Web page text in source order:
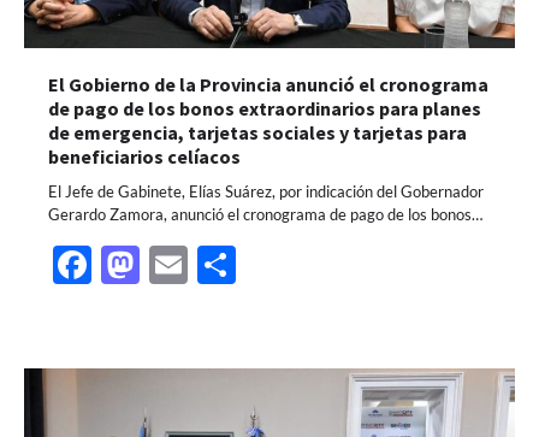
El Gobierno de la Provincia anunció el cronograma
de pago de los bonos extraordinarios para planes
de emergencia, tarjetas sociales y tarjetas para
beneficiarios celíacos
El Jefe de Gabinete, Elías Suárez, por indicación del Gobernador
Gerardo Zamora, anunció el cronograma de pago de los bonos…
Facebook
Mastodon
Email